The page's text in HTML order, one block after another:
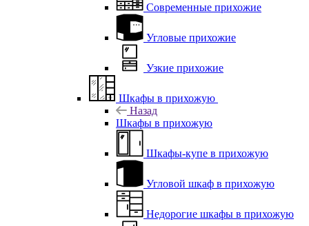
Современные прихожие
Угловые прихожие
Узкие прихожие
Шкафы в прихожую
Назад
Шкафы в прихожую
Шкафы-купе в прихожую
Угловой шкаф в прихожую
Недорогие шкафы в прихожую